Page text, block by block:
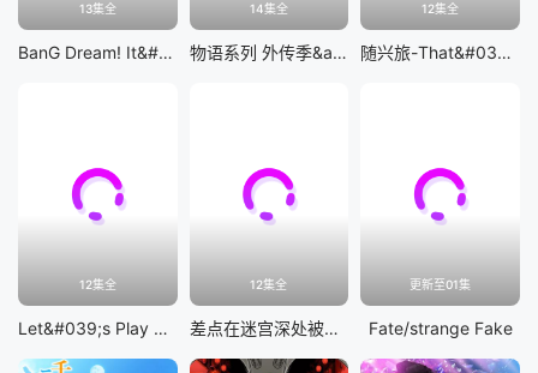
13集全
BanG Dream! It&#039;s MyGO!!!!!
14集全
物语系列 外传季&amp;怪物季
12集全
随兴旅-That&#039;s Journey-
12集全
Let&#039;s Play 充满挑战的人生
12集全
差点在迷宫深处被信任的伙伴杀掉，但靠着天赐技能「无限扭蛋」获得等级9999的伙伴，我要向前队友和世界展开复仇&amp;「给他们好看！」
更新至01集
Fate/strange Fake